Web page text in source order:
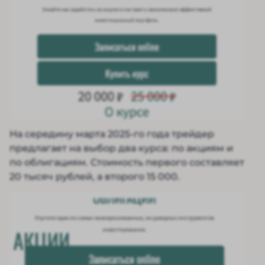
На середину марта 2025-го года трейдер
предлагает на выбор два курса: по акциям и
по облигациям. Стоимость первого составляет
20 тысяч рублей, а второго 15 000.